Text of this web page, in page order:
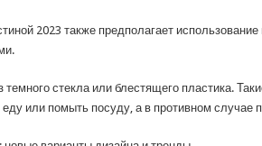
2023 также предполагает использование
темного стекла или блестящего пластика.
еду или помыть посуду, а в противном случае